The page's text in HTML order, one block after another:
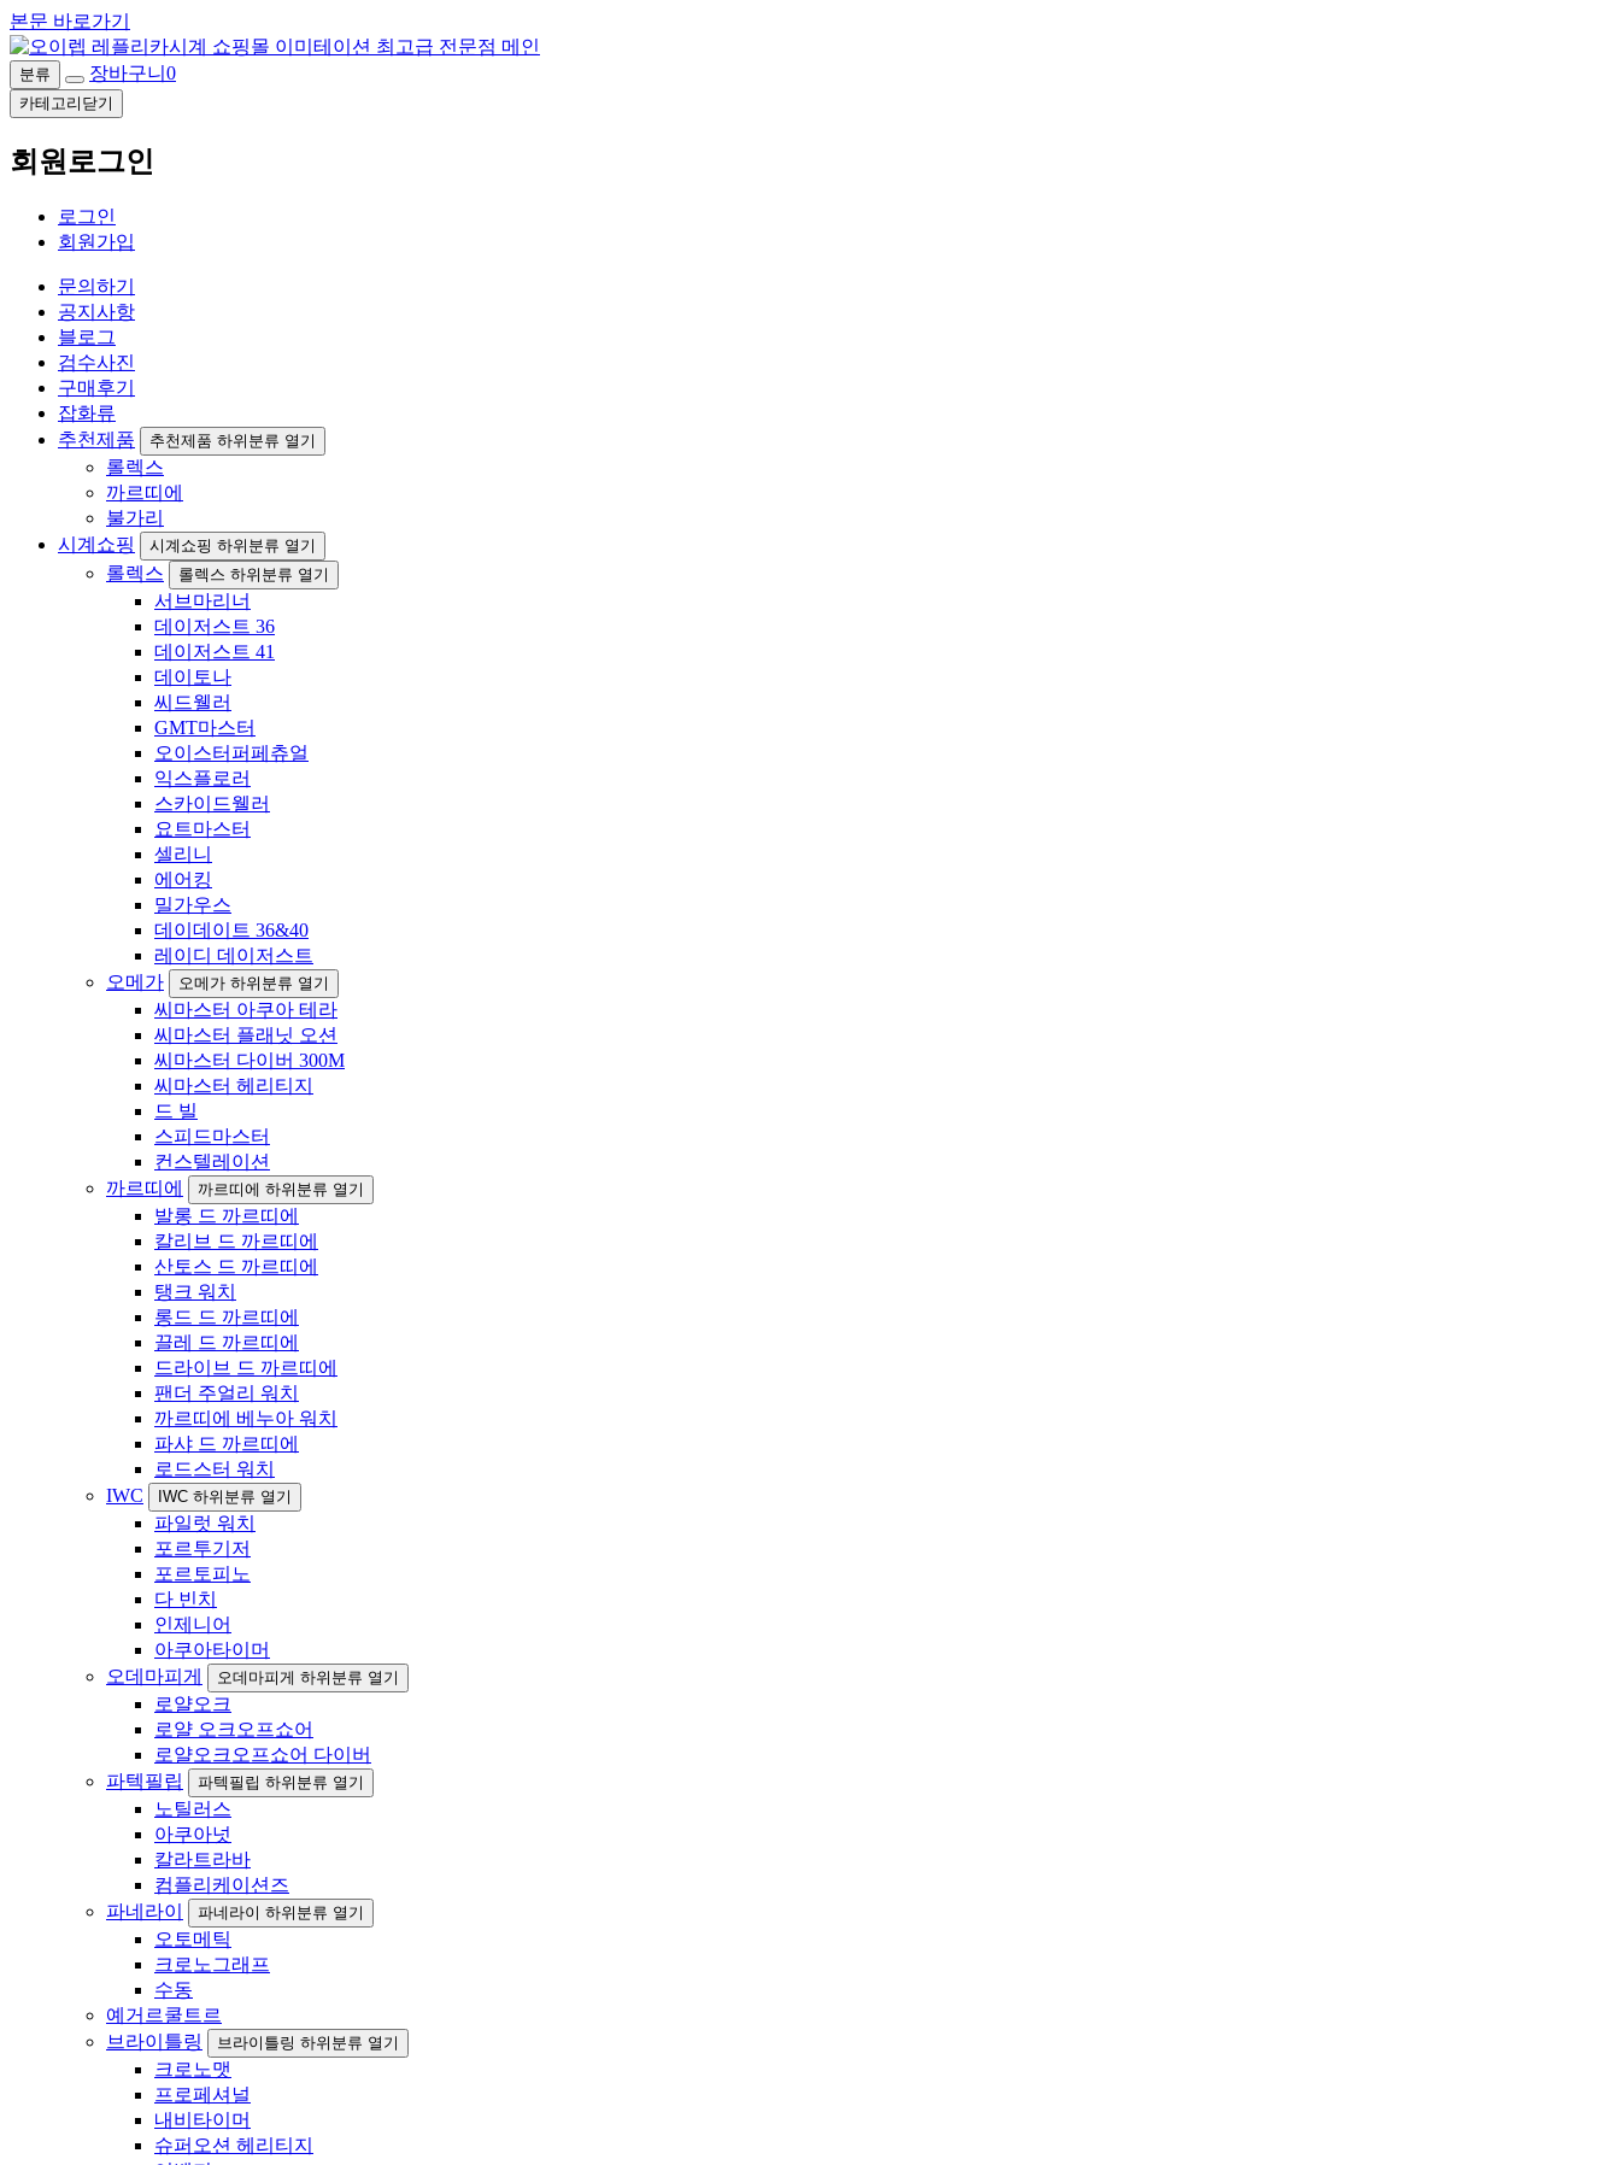
본문 바로가기
분류 장바구니 0
카테고리닫기
회원로그인
로그인
회원가입
문의하기
공지사항
블로그
검수사진
구매후기
잡화류
추천제품
추천제품 하위분류 열기
롤렉스
까르띠에
불가리
시계쇼핑
시계쇼핑 하위분류 열기
롤렉스 롤렉스 하위분류 열기
서브마리너
데이저스트 36
데이저스트 41
데이토나
씨드웰러
GMT마스터
오이스터퍼페츄얼
익스플로러
스카이드웰러
요트마스터
셀리니
에어킹
밀가우스
데이데이트 36&40
레이디 데이저스트
오메가
오메가 하위분류 열기
씨마스터 아쿠아 테라
씨마스터 플래닛 오션
씨마스터 다이버 300M
씨마스터 헤리티지
드 빌
스피드마스터
컨스텔레이션
까르띠에
까르띠에 하위분류 열기
발롱 드 까르띠에
칼리브 드 까르띠에
산토스 드 까르띠에
탱크 워치
롱드 드 까르띠에
끌레 드 까르띠에
드라이브 드 까르띠에
팬더 주얼리 워치
까르띠에 베누아 워치
파샤 드 까르띠에
로드스터 워치
IWC
IWC 하위분류 열기
파일럿 워치
포르투기저
포르토피노
다 빈치
인제니어
아쿠아타이머
오데마피게
오데마피게 하위분류 열기
로얄오크
로얄 오크오프쇼어
로얄오크오프쇼어 다이버
파텍필립
파텍필립 하위분류 열기
노틸러스
아쿠아넛
칼라트라바
컴플리케이션즈
파네라이
파네라이 하위분류 열기
오토메틱
크로노그래프
수동
예거르쿨트르
브라이틀링
브라이틀링 하위분류 열기
크로노맷
프로페셔널
내비타이머
슈퍼오션 헤리티지